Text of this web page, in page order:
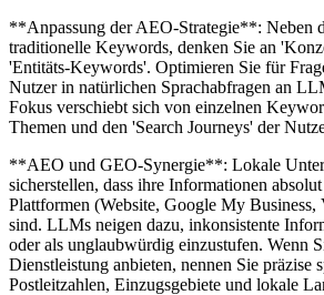
**Anpassung der AEO-Strategie**: Neben
traditionelle Keywords, denken Sie an
'Entitäts-Keywords'. Optimieren Sie für
Nutzer in natürlichen Sprachabfragen an
Fokus verschiebt sich von einzelnen
Themen und den 'Search Journeys' der
**AEO und GEO-Synergie**: Lokale
sicherstellen, dass ihre Informationen
Plattformen (Website, Google My Business,
sind. LLMs neigen dazu, inkonsistente
oder als unglaubwürdig einzustufen. Wenn
Dienstleistung anbieten, nennen Sie präzise
Postleitzahlen, Einzugsgebiete und lokale